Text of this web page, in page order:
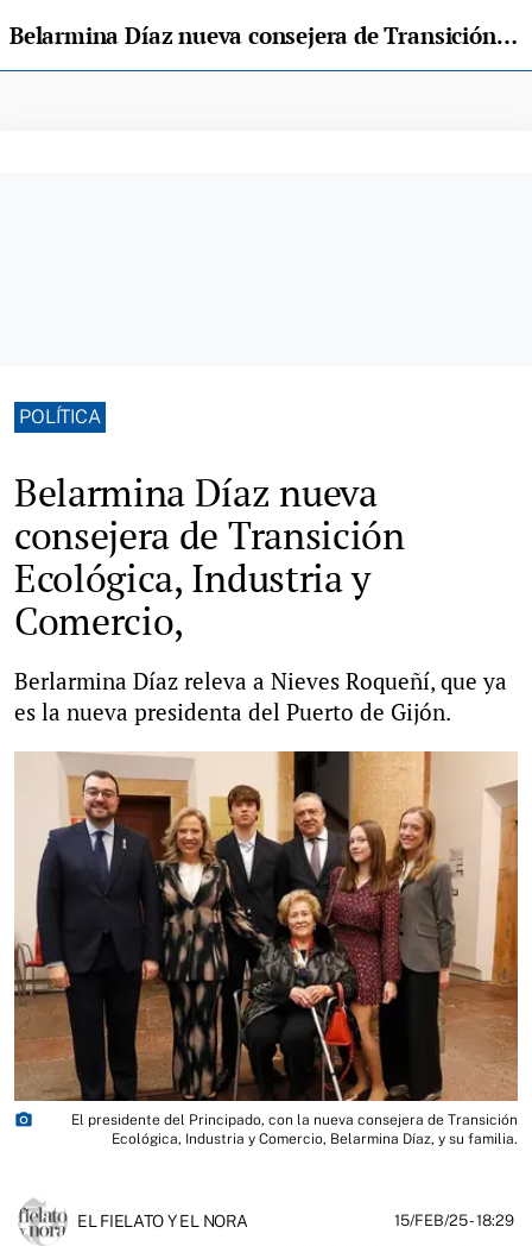
Belarmina Díaz nueva consejera de Transición Ecológica, Industria y Comercio,
POLÍTICA
Belarmina Díaz nueva
consejera de Transición
Ecológica, Industria y
Comercio,
Berlarmina Díaz releva a Nieves Roqueñí, que ya
es la nueva presidenta del Puerto de Gijón.
photo_camera
El presidente del Principado, con la nueva consejera de Transición
Ecológica, Industria y Comercio, Belarmina Díaz, y su familia.
EL FIELATO Y EL NORA 15/FEB/25- 18:29